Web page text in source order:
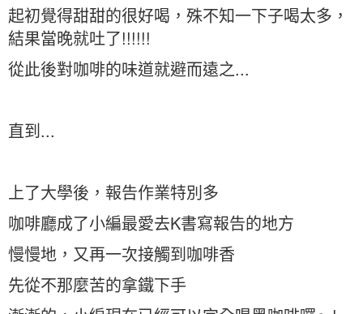
起初覺得甜甜的很好喝，殊不知一下子喝太多，
結果當晚就吐了!!!!!!
從此後對咖啡的味道就避而遠之...
直到...
上了大學後，報告作業特別多
咖啡廳成了小編最愛去K書寫報告的地方
慢慢地，又再一次接觸到咖啡香
先從不那麼苦的拿鐵下手